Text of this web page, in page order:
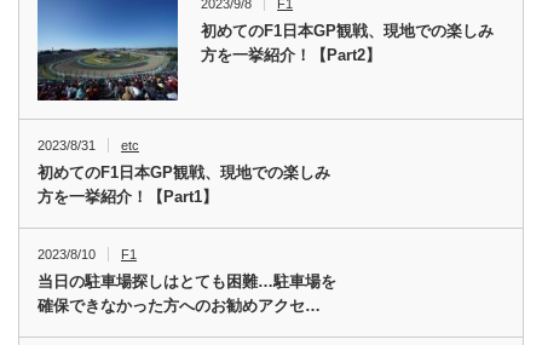
2023/9/8 F1
初めてのF1日本GP観戦、現地での楽しみ
方を一挙紹介！【Part2】
2023/8/31 etc
初めてのF1日本GP観戦、現地での楽しみ
方を一挙紹介！【Part1】
2023/8/10 F1
当日の駐車場探しはとても困難…駐車場を
確保できなかった方へのお勧めアクセ…